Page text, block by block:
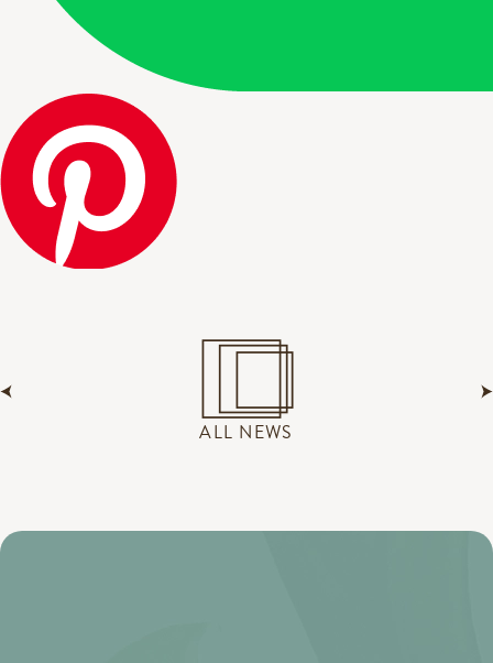
ALL NEWS